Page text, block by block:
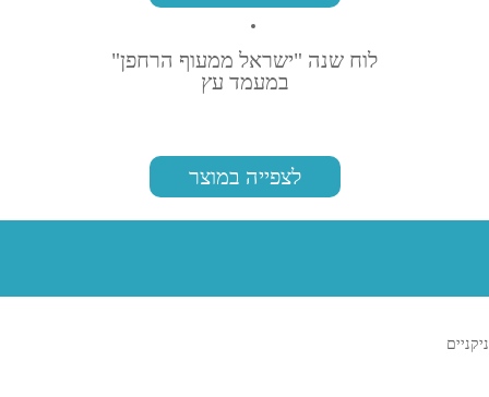
לוח שנה "ישראל ממעוף הרחפן"
במעמד עץ
לצפייה במוצר
ניקניים